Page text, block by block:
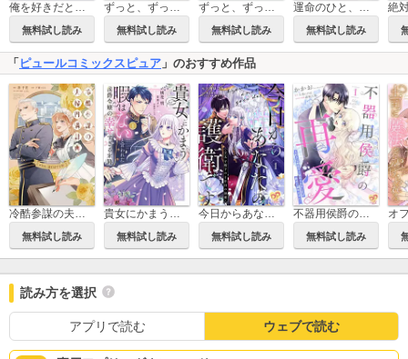
俺を好きだと言ってくれ 不器用御曹司の求愛はわかりにくい【合冊版】
無料試し読み
ずっと、ずっと好きだった―再会愛―
無料試し読み
ずっと、ずっと好きだった―再会愛―【合冊版】
無料試し読み
運命のひと、見つけました。 敏腕弁護士とめちゃ高速しあわせ婚!?
無料試し読み
「 ピュールコミックスピュア 」のおすすめ作品
冷酷参謀の夫婦円満計画※なお、遂行まで十年【単行本版】
無料試し読み
貴女にかまう暇はないと言われた侯爵令嬢の幸せすぎる末路【単行本版】
無料試し読み
今日からあなたの護衛です ～王太子殿下の十年目の執愛～【単行本版】
無料試し読み
不器用侯爵の再愛 ～大好きな婚約者に忘れられましたが絶対に諦めません！～【単行本版】
無料試し読み
読み方を選択
アプリで読む ウェブで読む